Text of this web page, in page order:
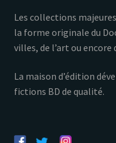
Les collections
la forme originale du
villes, de l’art ou
La maison d’édition
fictions BD de qualité.